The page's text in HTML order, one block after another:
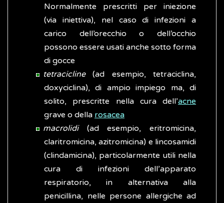
Normalmente prescritti per iniezione
(via iniettiva), nel caso di infezioni a
carico dell’orecchio o dell’occhio
possono essere usati anche sotto forma
di gocce
tetracicline(ad esempio, tetraciclina,
doxyciclina), di ampio impiego ma, di
solito, prescritte nella cura dell’acne
grave o della rosacea
macrolidi (ad esempio, eritromicina,
claritromicina, azitromicina) e lincosamidi
(clindamicina), particolarmente utili nella
cura di infezioni dell’apparato
respiratorio, in alternativa alla
penicillina, nelle persone allergiche ad